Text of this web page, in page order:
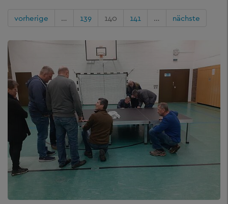
vorherige … 139 140 141 … nächste